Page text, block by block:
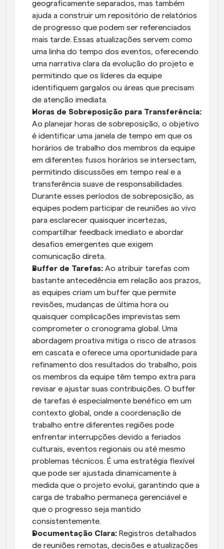
geograficamente separados, mas também
ajuda a construir um repositório de relatórios
de progresso que podem ser referenciados
mais tarde. Essas atualizações servem como
uma linha do tempo dos eventos, oferecendo
uma narrativa clara da evolução do projeto e
permitindo que os líderes da equipe
identifiquem gargalos ou áreas que precisam
de atenção imediata.
Horas de Sobreposição para Transferência:
Ao planejar horas de sobreposição, o objetivo
é identificar uma janela de tempo em que os
horários de trabalho dos membros da equipe
em diferentes fusos horários se intersectam,
permitindo discussões em tempo real e a
transferência suave de responsabilidades.
Durante esses períodos de sobreposição, as
equipes podem participar de reuniões ao vivo
para esclarecer quaisquer incertezas,
compartilhar feedback imediato e abordar
desafios emergentes que exigem
comunicação direta.
Buffer de Tarefas: Ao atribuir tarefas com
bastante antecedência em relação aos prazos,
as equipes criam um buffer que permite
revisões, mudanças de última hora ou
quaisquer complicações imprevistas sem
comprometer o cronograma global. Uma
abordagem proativa mitiga o risco de atrasos
em cascata e oferece uma oportunidade para
refinamento dos resultados do trabalho, pois
os membros da equipe têm tempo extra para
revisar e ajustar suas contribuições. O buffer
de tarefas é especialmente benéfico em um
contexto global, onde a coordenação de
trabalho entre diferentes regiões pode
enfrentar interrupções devido a feriados
culturais, eventos regionais ou até mesmo
problemas técnicos. É uma estratégia flexível
que pode ser ajustada dinamicamente à
medida que o projeto evolui, garantindo que a
carga de trabalho permaneça gerenciável e
que o progresso seja mantido
consistentemente.
Documentação Clara: Registros detalhados
de reuniões remotas, decisões e atualizações